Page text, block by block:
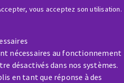
vous acceptez son utilisation.
nécessaires au fonctionnement
désactivés dans nos systèmes.
en tant que réponse à des
CONTACT
renseignement ?
nous